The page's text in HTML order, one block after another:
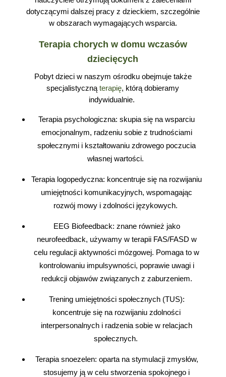
dotyczącymi dalszej pracy z dzieckiem, szczególnie
w obszarach wymagających wsparcia.
Terapia chorych w domu wczasów
dziecięcych
Pobyt dzieci w naszym ośrodku obejmuje także
specjalistycznąterapię, którą dobieramy
indywidualnie.
Terapia psychologiczna: skupia się na wsparciu
emocjonalnym, radzeniu sobie z trudnościami
społecznymi i kształtowaniu zdrowego poczucia
własnej wartości.
Terapia logopedyczna: koncentruje się na rozwijaniu
umiejętności komunikacyjnych, wspomagając
rozwój mowy i zdolności językowych.
EEG Biofeedback: znane również jako
neurofeedback, używamy w terapii FAS/FASD w
celu regulacji aktywności mózgowej. Pomaga to w
kontrolowaniu impulsywności, poprawie uwagi i
redukcji objawów związanych z zaburzeniem.
Trening umiejętności społecznych (TUS):
koncentruje się na rozwijaniu zdolności
interpersonalnych i radzenia sobie w relacjach
społecznych.
Terapia snoezelen: oparta na stymulacji zmysłów,
stosujemy ją w celu stworzenia spokojnego i